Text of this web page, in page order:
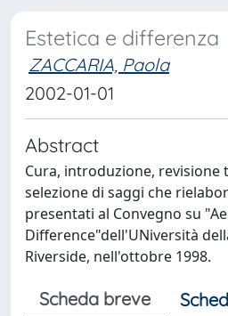
Estetica e differenza
ZACCARIA, Paola
2002-01-01
Abstract
Cura, introduzione, revisione
selezione di saggi che
presentati al Convegno su
Difference"dell'UNiversità
Riverside, nell'ottobre 1998.
Scheda breve